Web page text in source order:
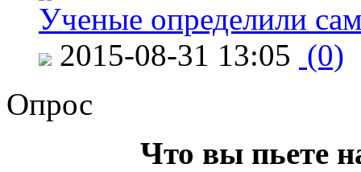
Ученые определили
2015-08-31 13:05 (0)
Опрос
Что вы пьете